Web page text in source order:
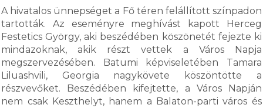
A hivatalos ünnepséget a Fő téren felállított színpadon
tartották. Az eseményre meghívást kapott Herceg
Festetics György, aki beszédében köszönetét fejezte ki
mindazoknak, akik részt vettek a Város Napja
megszervezésében. Batumi képviseletében Tamara
Liluashvili, Georgia nagykövete köszöntötte a
részvevőket. Beszédében kifejtette, a Város Napján
nem csak Keszthelyt, hanem a Balaton-parti város és